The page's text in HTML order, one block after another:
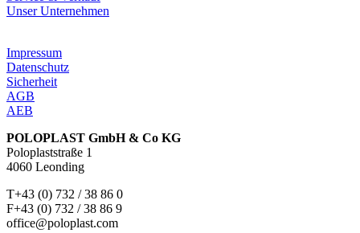
Unser Unternehmen
Impressum
Datenschutz
Sicherheit
AGB
AEB
POLOPLAST GmbH & Co KG
Poloplaststraße 1
4060 Leonding
T+43 (0) 732 / 38 86 0
F+43 (0) 732 / 38 86 9
office@poloplast.com